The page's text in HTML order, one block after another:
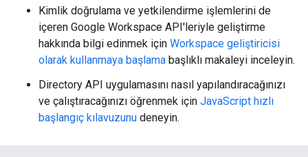
Kimlik doğrulama ve yetkilendirme işlemlerini de
içeren Google Workspace API'leriyle geliştirme
hakkında bilgi edinmek için Workspace geliştiricisi
olarak kullanmaya başlama başlıklı makaleyi inceleyin.
Directory API uygulamasını nasıl yapılandıracağınızı
ve çalıştıracağınızı öğrenmek için JavaScript hızlı
başlangıç kılavuzunu deneyin.